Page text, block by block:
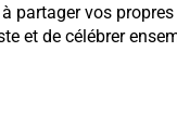
partager vos
et de célébrer